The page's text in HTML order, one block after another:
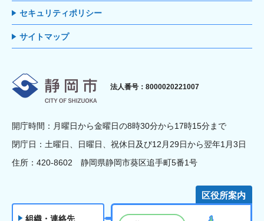
セキュリティポリシー
サイトマップ
静岡市
法人番号：8000020221007
開庁時間：月曜日から金曜日の8時30分から17時15分まで
閉庁日：土曜日、日曜日、祝休日及び12月29日から翌年1月3日
住所：420-8602 静岡県静岡市葵区追手町5番1号
組織・連絡先
区役所案内